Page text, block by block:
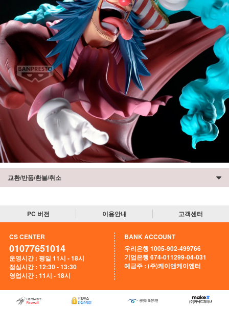
교환/반품/환불/취소
PC 버전 이용안내 고객센터
CS CENTER
01077651014
운영시간 : 평일 11시 - 18시
점심시간 : 12:30 - 13:30
영업시간 : 11시 - 18시
BANK ACCOUNT
우리은행 1005-902-499766
기업은행 674-011299-04-031
예금주 : (주)케이앤케이엔터